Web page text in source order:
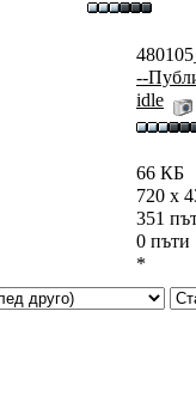
--
idle
66 КБ
720 x
351
0 пъти
*